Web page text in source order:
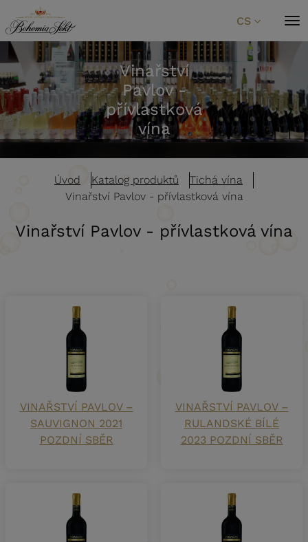
Přeskočit na obsah
CS
Vinařství
Pavlov -
přívlastková
vína
Úvod Katalog produktů
Tichá vína
Vinařství Pavlov - přívlastková vína
Vinařství Pavlov - přívlastková vína
VINAŘSTVÍ PAVLOV –
SAUVIGNON 2021
POZDNÍ SBĚR
VINAŘSTVÍ PAVLOV –
RULANDSKÉ BÍLÉ
2023 POZDNÍ SBĚR